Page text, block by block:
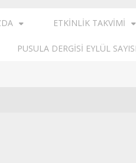
ETKINLIK TAKVIMI
PUSULA DERGISI EYLÜL SAYISI